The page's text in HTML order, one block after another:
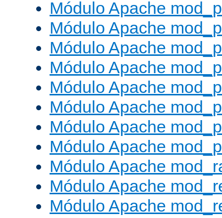
Módulo Apache
Módulo Apache
Módulo Apache
Módulo Apache
Módulo Apache
Módulo Apache
Módulo Apache
Módulo Apache
Módulo Apache
Módulo Apache
Módulo Apache